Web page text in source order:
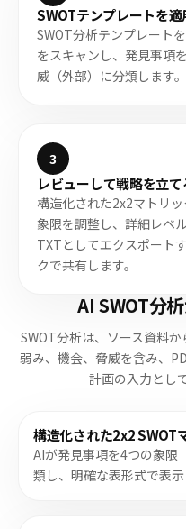
SWOTテンプレートを適
SWOT分析テンプレート
をスキャンし、発見事項
威（外部）に分類します。
3
レビューして戦略を立て
構造化された2x2マトリ
象限を調整し、詳細レベ
TXTとしてエクスポート
クで共有します。
AI SWOT分
SWOT分析は、ソース資料
弱み、機会、脅威を含み、
計画の入力とし
構造化された2x2 SWOT
AIが発見事項を4つの象限
類し、明確な表形式で表示